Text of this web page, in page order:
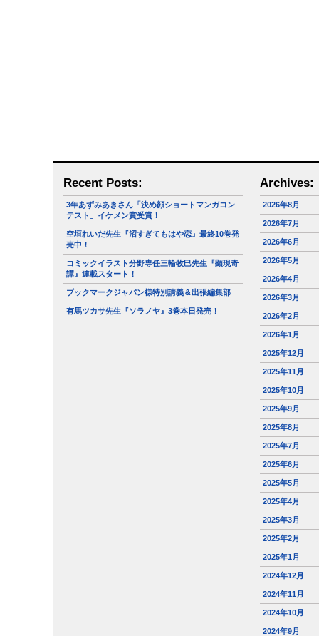
Recent Posts:
3年あずみあきさん「決め顔ショートマンガコン
テスト」イケメン賞受賞！
空垣れいだ先生『沼すぎてもはや恋』最終10巻発
売中！
コミックイラスト分野専任三輪牧巳先生『顕現奇
譚』連載スタート！
ブックマークジャパン様特別講義＆出張編集部
有馬ツカサ先生『ソラノヤ』3巻本日発売！
Archives:
2026年8月
2026年7月
2026年6月
2026年5月
2026年4月
2026年3月
2026年2月
2026年1月
2025年12月
2025年11月
2025年10月
2025年9月
2025年8月
2025年7月
2025年6月
2025年5月
2025年4月
2025年3月
2025年2月
2025年1月
2024年12月
2024年11月
2024年10月
2024年9月